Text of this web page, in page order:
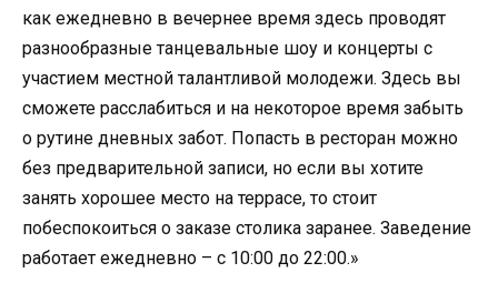
как ежедневно в вечернее время здесь проводят
разнообразные танцевальные шоу и концерты с
участием местной талантливой молодежи. Здесь вы
сможете расслабиться и на некоторое время забыть
о рутине дневных забот. Попасть в ресторан можно
без предварительной записи, но если вы хотите
занять хорошее место на террасе, то стоит
побеспокоиться о заказе столика заранее. Заведение
работает ежедневно – с 10:00 до 22:00.»